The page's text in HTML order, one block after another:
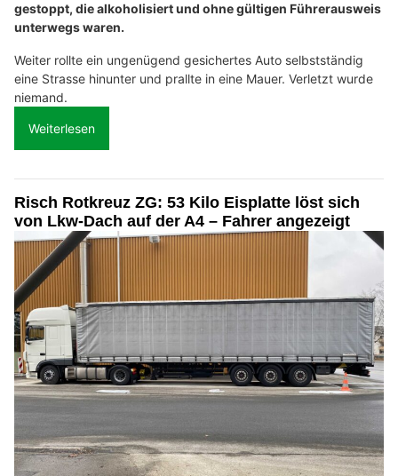
gestoppt, die alkoholisiert und ohne gültigen Führerausweis
unterwegs waren.
Weiter rollte ein ungenügend gesichertes Auto selbstständig
eine Strasse hinunter und prallte in eine Mauer. Verletzt wurde
niemand.
Weiterlesen
Risch Rotkreuz ZG: 53 Kilo Eisplatte löst sich
von Lkw-Dach auf der A4 – Fahrer angezeigt